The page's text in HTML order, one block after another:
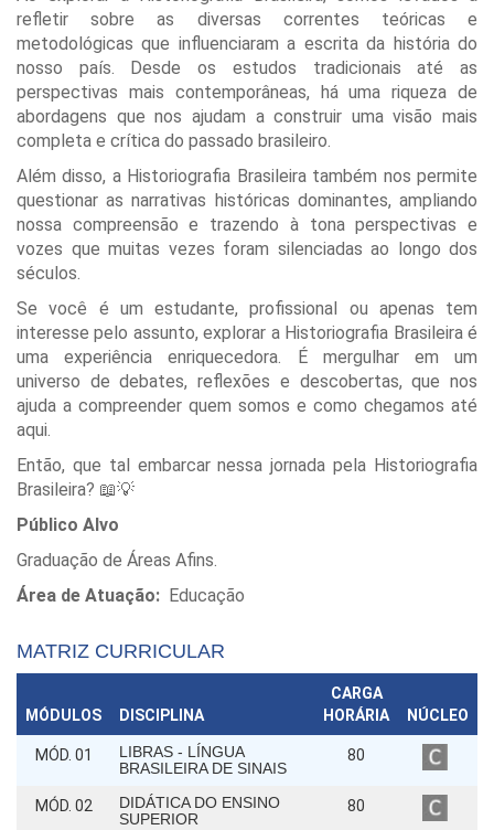
refletir sobre as diversas correntes teóricas e
metodológicas que influenciaram a escrita da história do
nosso país. Desde os estudos tradicionais até as
perspectivas mais contemporâneas, há uma riqueza de
abordagens que nos ajudam a construir uma visão mais
completa e crítica do passado brasileiro.
Além disso, a Historiografia Brasileira também nos permite
questionar as narrativas históricas dominantes, ampliando
nossa compreensão e trazendo à tona perspectivas e
vozes que muitas vezes foram silenciadas ao longo dos
séculos.
Se você é um estudante, profissional ou apenas tem
interesse pelo assunto, explorar a Historiografia Brasileira é
uma experiência enriquecedora. É mergulhar em um
universo de debates, reflexões e descobertas, que nos
ajuda a compreender quem somos e como chegamos até
aqui.
Então, que tal embarcar nessa jornada pela Historiografia
Brasileira? 📖💡
Público Alvo
Graduação de Áreas Afins.
Área de Atuação: Educação
MATRIZ CURRICULAR
MÓDULOS DISCIPLINA
CARGA
HORÁRIA
NÚCLEO
MÓD. 01
LIBRAS - LÍNGUA
BRASILEIRA DE SINAIS
80
MÓD. 02
DIDÁTICA DO ENSINO
SUPERIOR
80